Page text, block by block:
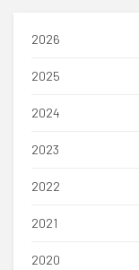
2026
2025
2024
2023
2022
2021
2020